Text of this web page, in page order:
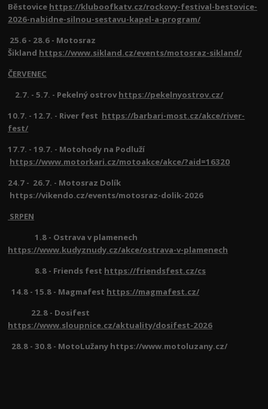
Běstovice https://kluboofkatv.cz/rockovy-festival-bestovice-
2026-nabidne-silnou-sestavu-kapel-a-program/
25.6 - 28.6 - Motosraz
Šikland https://www.sikland.cz/events/motosraz-sikland/
ČERVENEC
2.7. - 5.7. - Pekelný ostrov https://pekelnyostrov.cz/
10.7. - 12.7. - River fest https://barbari-most.cz/akce/river-
fest/
17.7. - 19.7. - Motohody na Podluží
https://www.motorkari.cz/motoakce/akce/?aid=16320
24.7 - 26.7. - Motosraz Dolík
https://vikendo.cz/events/motosraz-dolik-2026
SRPEN
1.8 - Ostrava v plamenech
https://www.kudyznudy.cz/akce/ostrava-v-plamenech
8.8 - Friends fest https://friendsfest.cz/cs
14.8 - 15.8 - Magmafest https://magmafest.cz/
22.8 - Dosifest
https://www.sloupnice.cz/aktuality/dosifest-2026
28.8 - 30.8 - MotoLužany https://www.motoluzany.cz/